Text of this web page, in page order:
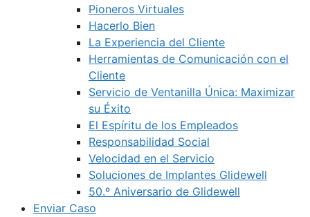
Pioneros Virtuales
Hacerlo Bien
La Experiencia del Cliente
Herramientas de Comunicación con el
Cliente
Servicio de Ventanilla Única: Maximizar
su Éxito
El Espíritu de los Empleados
Responsabilidad Social
Velocidad en el Servicio
Soluciones de Implantes Glidewell
50.º Aniversario de Glidewell
Enviar Caso